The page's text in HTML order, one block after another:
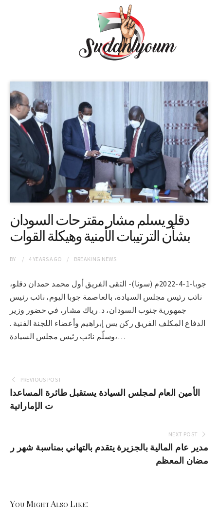
دقلو يسلم مشار مقترحات السودان
بشأن الترتيبات الأمنية وهيكلة القوات
BY 4 YEARSAGO BREAKING NEWS
جوبا-1-4-2022م (سونا)- التقى الفريق أول محمد حمدان دقلو،
نائب رئيس مجلس السيادة، بالعاصمة جوبا اليوم، نائب رئيس
جمهورية جنوب السودان، د. رياك مشار، في حضور وزير
الدفاع المكلف الفريق ركن يس إبراهيم وأعضاء اللجنة الفنية .
وسلّم نائب رئيس مجلس السيادة،…
PREVIOUS POST
الأمين العام لمجلس السيادة يستقبل طائرة المساعدا
ت الإماراتية
NEXT POST
مدير عام المالية بالجزيرة يتقدم بالتهاني بمناسبة شهر ر
مضان المعظم
You Might Also Like: